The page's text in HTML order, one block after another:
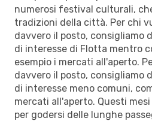
numerosi festival culturali,
tradizioni della città. Per chi
davvero il posto, consigliamo
di interesse di Flotta mentro
esempio i mercati all'aperto.
davvero il posto, consigliamo
di interesse meno comuni,
mercati all'aperto. Questi
per godersi delle lunghe